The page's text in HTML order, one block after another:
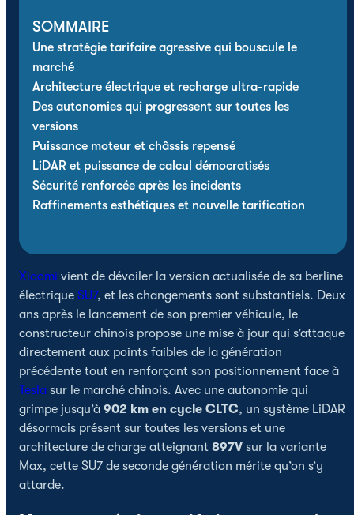
SOMMAIRE
Une stratégie tarifaire agressive qui bouscule le
marché
Architecture électrique et recharge ultra-rapide
Des autonomies qui progressent sur toutes les
versions
Puissance moteur et châssis repensé
LiDAR et puissance de calcul démocratisés
Sécurité renforcée après les incidents
Raffinements esthétiques et nouvelle tarification
Xiaomi vient de dévoiler la version actualisée de sa berline
électrique SU7, et les changements sont substantiels. Deux
ans après le lancement de son premier véhicule, le
constructeur chinois propose une mise à jour qui s’attaque
directement aux points faibles de la génération
précédente tout en renforçant son positionnement face à
Tesla sur le marché chinois. Avec une autonomie qui
grimpe jusqu’à 902 km en cycle CLTC, un système LiDAR
désormais présent sur toutes les versions et une
architecture de charge atteignant 897V sur la variante
Max, cette SU7 de seconde génération mérite qu’on s’y
attarde.